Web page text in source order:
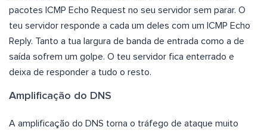
pacotes ICMP Echo Request no seu servidor sem parar. O
teu servidor responde a cada um deles com um ICMP Echo
Reply. Tanto a tua largura de banda de entrada como a de
saída sofrem um golpe. O teu servidor fica enterrado e
deixa de responder a tudo o resto.
Amplificação do DNS
A amplificação do DNS torna o tráfego de ataque muito